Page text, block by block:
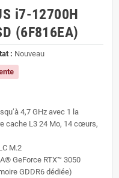
i7-12700H
(6F816EA)
: Nouveau
4,7 GHz avec 1 la
cache L3 24 Mo, 14 cœurs,
M.2
GeForce RTX™ 3050
GDDR6 dédiée)